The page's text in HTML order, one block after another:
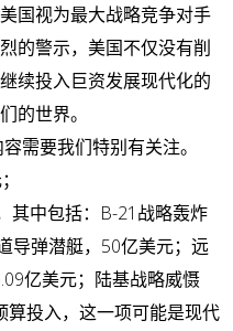
国视为最大战略竞争对手
的警示，美国不仅没有削
续投入巨资发展现代化的
的世界。
需要我们特别有关注。
其中包括：B-21战略轰炸
导弹潜艇，50亿美元；远
亿美元；陆基战略威慑
算投入，这一项可能是现代